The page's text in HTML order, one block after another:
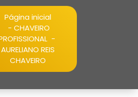
Página inicial
- CHAVEIRO
-
AURELIANO REIS
CHAVEIRO